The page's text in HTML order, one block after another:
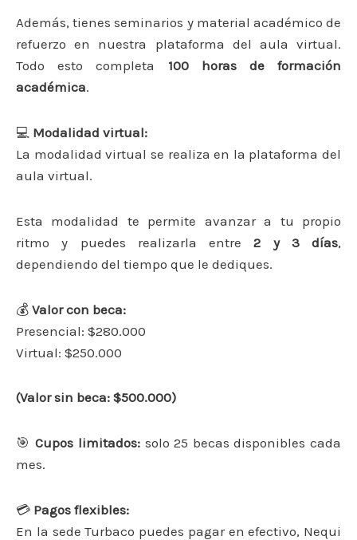
Además, tienes seminarios y material académico de
refuerzo en nuestra plataforma del aula virtual.
Todo esto completa 100 horas de formación
académica.
💻 Modalidad virtual:
La modalidad virtual se realiza en la plataforma del
aula virtual.
Esta modalidad te permite avanzar a tu propio
ritmo y puedes realizarla entre2 y 3 días,
dependiendo del tiempo que le dediques.
💰 Valor con beca:
Presencial: $280.000
Virtual: $250.000
(Valor sin beca: $500.000)
🎯Cupos limitados:solo 25 becas disponibles cada
mes.
💳 Pagos flexibles:
En la sede Turbaco puedes pagar en efectivo, Nequi